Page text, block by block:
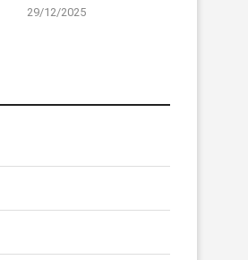
29/12/2025